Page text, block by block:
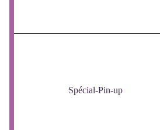
Spécial-Pin-up